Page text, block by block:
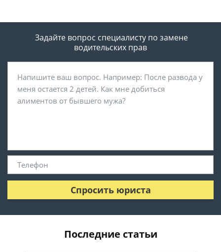
Задайте вопрос специалисту по замене
водительских прав
Спросить юриста
Последние статьи